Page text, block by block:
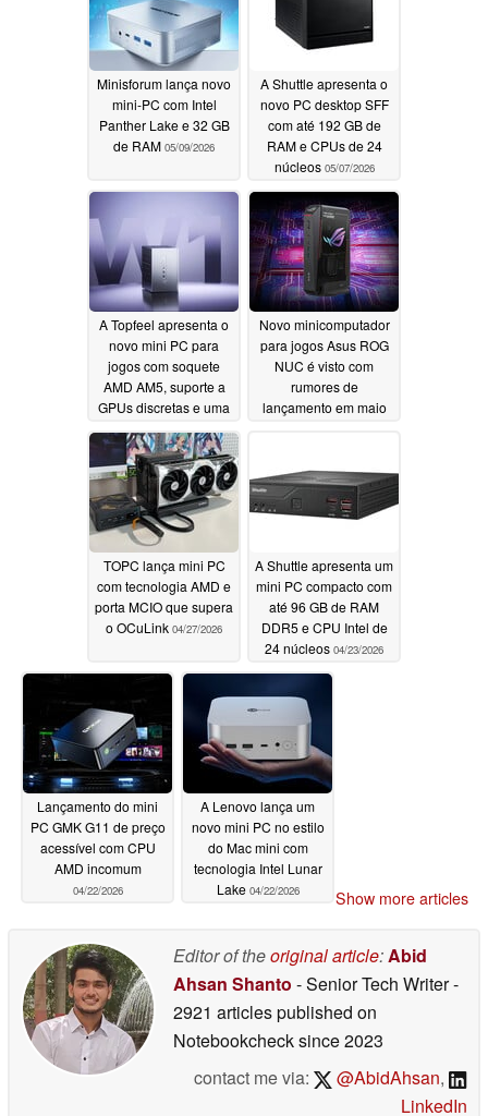
Minisforum lança novo
mini-PC com Intel
Panther Lake e 32 GB
de RAM 05/09/2026
A Shuttle apresenta o
novo PC desktop SFF
com até 192 GB de
RAM e CPUs de 24
núcleos 05/07/2026
A Topfeel apresenta o
novo mini PC para
jogos com soquete
AMD AM5, suporte a
GPUs discretas e uma
infinidade de portas
05/03/2026
Novo minicomputador
para jogos Asus ROG
NUC é visto com
rumores de
lançamento em maio
TOPC lança mini PC
com tecnologia AMD e
porta MCIO que supera
o OCuLink 04/27/2026
A Shuttle apresenta um
mini PC compacto com
até 96 GB de RAM
DDR5 e CPU Intel de
24 núcleos 04/23/2026
Lançamento do mini
PC GMK G11 de preço
acessível com CPU
AMD incomum
04/22/2026
A Lenovo lança um
novo mini PC no estilo
do Mac mini com
tecnologia Intel Lunar
Lake 04/22/2026 Show more articles
Editor of theoriginal article:Abid
Ahsan Shanto - Senior Tech Writer-
2921 articles published on
Notebookchecksince 2023
contact me via:
@AbidAhsan,
LinkedIn